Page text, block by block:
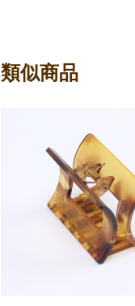
類似商品